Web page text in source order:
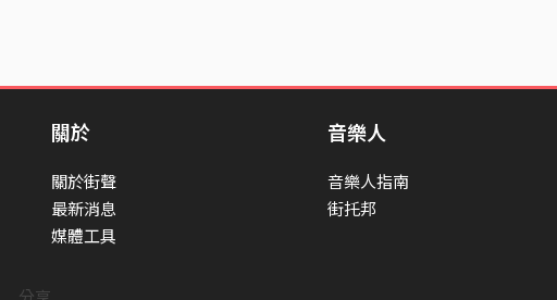
關於
關於街聲
最新消息
媒體工具
音樂人
音樂人指南
街托邦